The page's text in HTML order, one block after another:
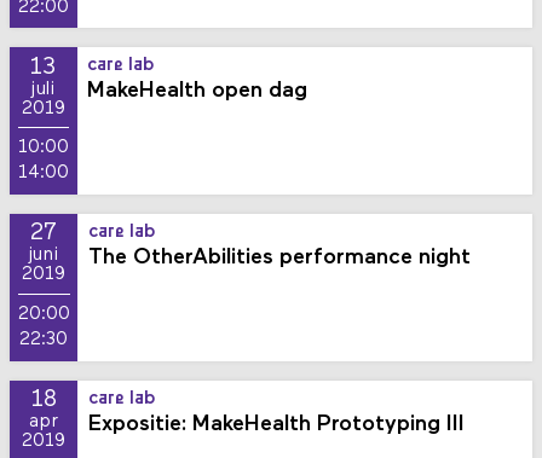
22:00
13
juli
2019
10:00
14:00
care lab
MakeHealth open dag
27
juni
2019
20:00
22:30
care lab
The OtherAbilities performance night
18
apr
2019
care lab
Expositie: MakeHealth Prototyping III